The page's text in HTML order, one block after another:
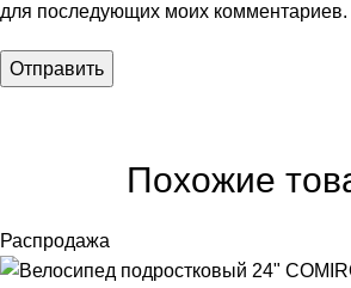
для последующих моих комментариев.
Похожие
Распродажа